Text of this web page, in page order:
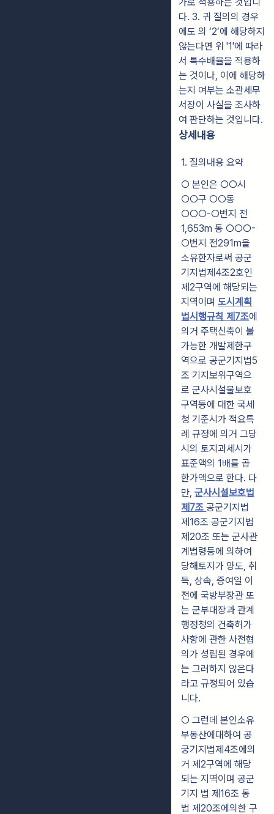
다. 3. 귀 질의의 경우
에도 의 ‘2’에 해당하지
않는다면 위 '1'에 따라
서 특수배율을 적용하
는 것이나, 이에 해당하
는지 여부는 소관세무
서장이 사실을 조사하
여 판단하는 것입니다.
상세내용
1. 질의내용 요약
○ 본인은 ○○시
○○구 ○○동
○○○-○번지 전
1,653m 동 ○○○-
○번지 전291m을
소유한자로써 공군
기지법제4조2호인
제2구역에 해당되는
지역이며도시계획
법시행규칙 제7조에
의거 주택신축이 불
가능한 개발제한구
역으로 공군기지법5
조 기지보위구역으
로 군사시설물보호
구역등에 대한 국세
청 기준시가 적요특
례 규정에 의거 그당
시의 토지과세시가
표준액의 1배를 곱
한가액으로 한다. 다
만,군사시설보호법
제7조공군기지법
제16조 공군기지법
제20조 또는 군사관
계법령등에 의하여
당해토지가 양도, 취
득, 상속, 증여일 이
전에 국방부장관 또
는 군부대장과 관계
행정청의 건축허가
사항에 관한 사전협
의가 성립된 경우에
는 그러하지 않은다
라고 규정되어 있습
니다.
○ 그런데 본인소유
부동산에대하여 공
궁기지법제4조에의
거 제2구역에 해당
되는 지역이며 공군
기지 법 제16조 동
법 제20조에의한 구